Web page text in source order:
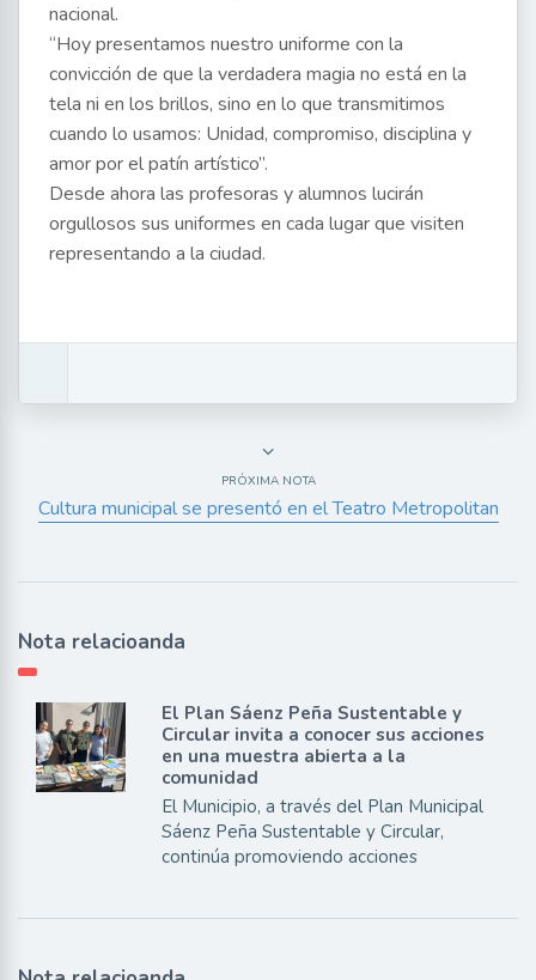
nacional.
“Hoy presentamos nuestro uniforme con la
convicción de que la verdadera magia no está en la
tela ni en los brillos, sino en lo que transmitimos
cuando lo usamos: Unidad, compromiso, disciplina y
amor por el patín artístico”.
Desde ahora las profesoras y alumnos lucirán
orgullosos sus uniformes en cada lugar que visiten
representando a la ciudad.
PRÓXIMA NOTA
Cultura municipal se presentó en el Teatro Metropolitan
Nota relacioanda
El Plan Sáenz Peña Sustentable y
Circular invita a conocer sus acciones
en una muestra abierta a la
comunidad
El Municipio, a través del Plan Municipal
Sáenz Peña Sustentable y Circular,
continúa promoviendo acciones